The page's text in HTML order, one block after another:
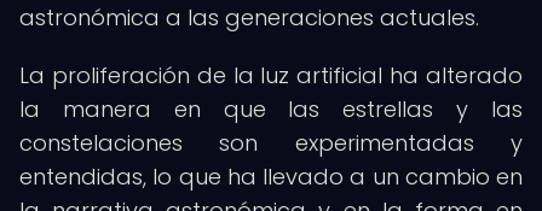
astronómica a las generaciones actuales.
La proliferación de la luz artificial ha alterado
la manera en que las estrellas y las
constelaciones son experimentadas y
entendidas, lo que ha llevado a un cambio en